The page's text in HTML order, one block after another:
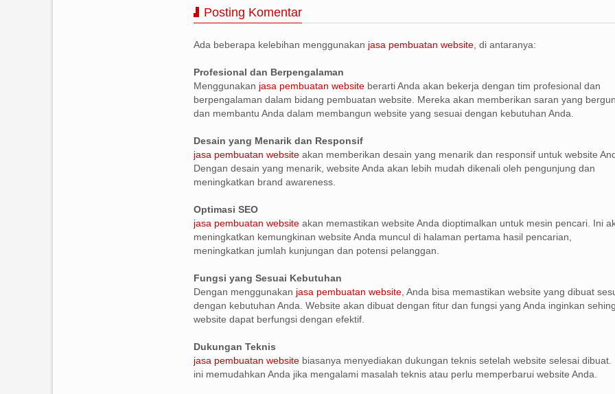
Posting Komentar
Ada beberapa kelebihan menggunakan jasa pembuatan website , di antaranya:
Profesional dan Berpengalaman
Menggunakan jasa pembuatan website berarti Anda akan bekerja dengan tim profesional dan
berpengalaman dalam bidang pembuatan website. Mereka akan memberikan saran yang
dan membantu Anda dalam membangun website yang sesuai dengan kebutuhan Anda.
Desain yang Menarik dan Responsif
jasa pembuatan website akan memberikan desain yang menarik dan responsif untuk website
Dengan desain yang menarik, website Anda akan lebih mudah dikenali oleh pengunjung dan
meningkatkan brand awareness.
Optimasi SEO
jasa pembuatan website akan memastikan website Anda dioptimalkan untuk mesin pencari. Ini
meningkatkan kemungkinan website Anda muncul di halaman pertama hasil pencarian,
meningkatkan jumlah kunjungan dan potensi pelanggan.
Fungsi yang Sesuai Kebutuhan
Dengan menggunakan jasa pembuatan website , Anda bisa memastikan website yang dibuat
dengan kebutuhan Anda. Website akan dibuat dengan fitur dan fungsi yang Anda inginkan
website dapat berfungsi dengan efektif.
Dukungan Teknis
jasa pembuatan website biasanya menyediakan dukungan teknis setelah website selesai dibuat.
ini memudahkan Anda jika mengalami masalah teknis atau perlu memperbarui website Anda.